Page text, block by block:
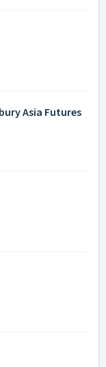
Asia Futures